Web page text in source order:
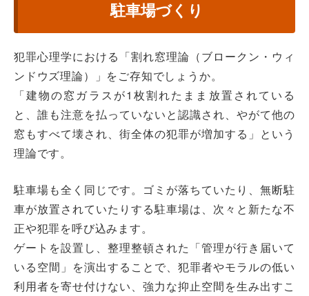
駐車場づくり
犯罪心理学における「割れ窓理論（ブロークン・ウィ
ンドウズ理論）」をご存知でしょうか。
「建物の窓ガラスが1枚割れたまま放置されている
と、誰も注意を払っていないと認識され、やがて他の
窓もすべて壊され、街全体の犯罪が増加する」という
理論です。
駐車場も全く同じです。ゴミが落ちていたり、無断駐
車が放置されていたりする駐車場は、次々と新たな不
正や犯罪を呼び込みます。
ゲートを設置し、整理整頓された「管理が行き届いて
いる空間」を演出することで、犯罪者やモラルの低い
利用者を寄せ付けない、強力な抑止空間を生み出すこ